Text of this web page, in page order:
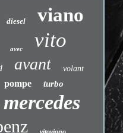
diesel viano
avec vito
avant volant
pompe turbo
mercedes